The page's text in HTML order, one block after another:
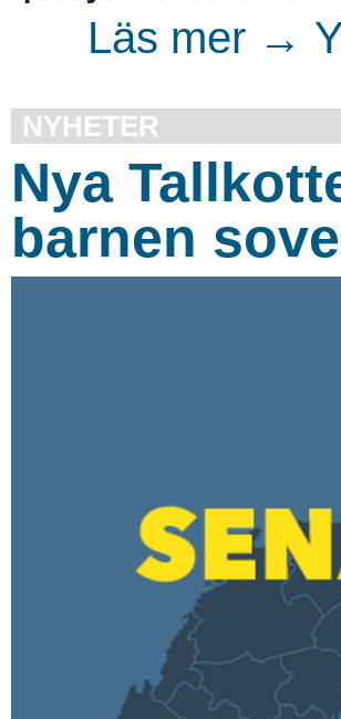
Läs mer →
NYHETER
Nya
barnen